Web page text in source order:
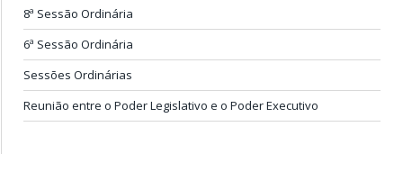
8ª Sessão Ordinária
6ª Sessão Ordinária
Sessões Ordinárias
Reunião entre o Poder Legislativo e o Poder Executivo